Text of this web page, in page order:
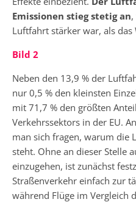
Emissionen stieg stetig an
Luftfahrt stärker war, als
Bild 2
Neben den 13,9 % der
nur 0,5 % den kleinsten
mit 71,7 % den größten
Verkehrssektors in der EU.
man sich fragen, warum die
steht. Ohne an dieser Stelle
einzugehen, ist zunächst
Straßenverkehr einfach zur
während Flüge im Vergleich